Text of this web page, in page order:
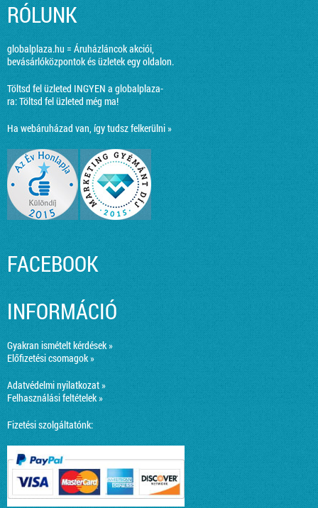
RÓLUNK
globalplaza.hu = Áruházláncok akciói,
bevásárlóközpontok és üzletek egy oldalon.
Töltsd fel üzleted INGYEN a globalplaza-
ra:Töltsd fel üzleted még ma!
Ha webáruházad van, így tudsz felkerülni »
FACEBOOK
INFORMÁCIÓ
Gyakran ismételt kérdések »
Előfizetési csomagok »
Adatvédelmi nyilatkozat »
Felhasználási feltételek »
Fizetési szolgáltatónk: